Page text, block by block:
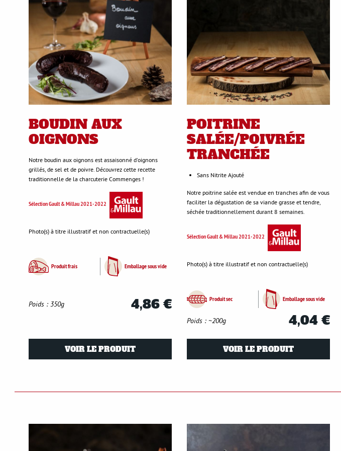
BOUDIN AUX
OIGNONS
Notre boudin aux oignons est assaisonné d'oignons
grillés, de sel et de poivre. Découvrez cette recette
traditionnelle de la charcuterie Commenges !
Sélection Gault & Millau 2021-2022
Photo(s) à titre illustratif et non contractuelle(s)
Produit frais Emballage sous vide
Poids : 350g 4,86 €
VOIR LE PRODUIT
POITRINE
SALÉE/POIVRÉE
TRANCHÉE
Sans Nitrite Ajouté
Notre poitrine salée est vendue en tranches afin de vous
faciliter la dégustation de sa viande grasse et tendre,
séchée traditionnellement durant 8 semaines.
Sélection Gault & Millau 2021-2022
Photo(s) à titre illustratif et non contractuelle(s)
Produit sec Emballage sous vide
Poids : ~200g 4,04 €
VOIR LE PRODUIT